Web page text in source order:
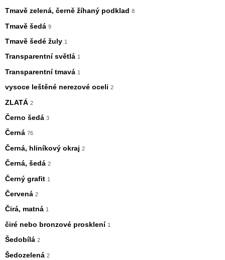
Tmavě zelená, černě žíhaný podklad 8
Tmavě šedá 9
Tmavě šedé žuly 1
Transparentní světlá 1
Transparentní tmavá 1
vysoce leštěné nerezové oceli 2
ZLATÁ 2
Černo šedá 3
Černá 76
Černá, hliníkový okraj 2
Černá, šedá 2
Černý grafit 1
Červená 2
Čirá, matná 1
čiré nebo bronzové prosklení 1
Šedobílá 2
Šedozelená 2